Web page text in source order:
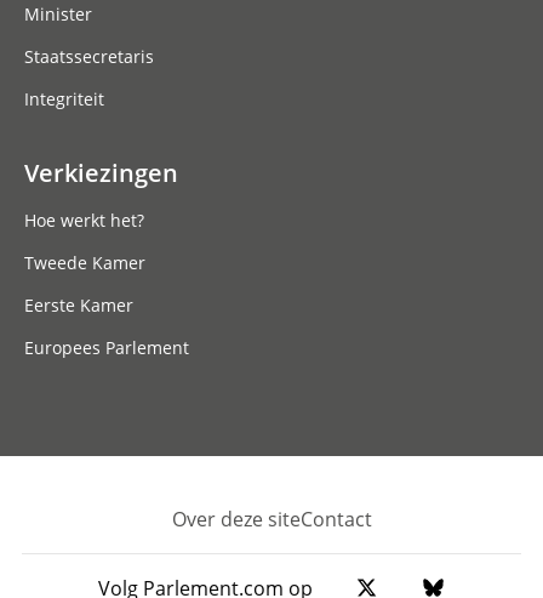
Minister
Staatssecretaris
Integriteit
Verkiezingen
Hoe werkt het?
Tweede Kamer
Eerste Kamer
Europees Parlement
Footer
Over deze siteContact
Volg Parlement.com op